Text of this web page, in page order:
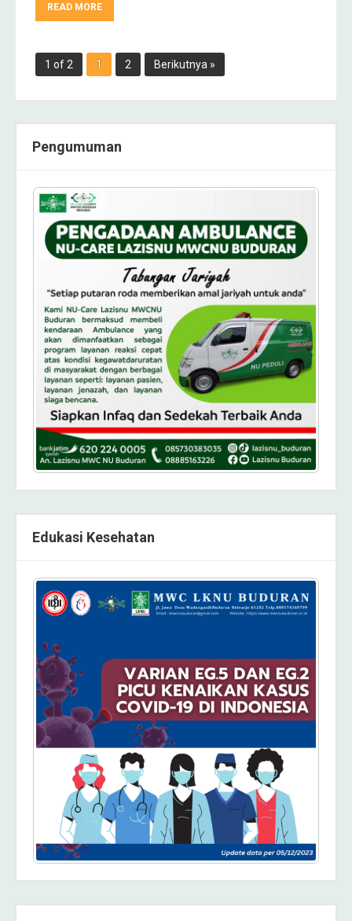
READ MORE
1 of 2 1 2 Berikutnya »
Pengumuman
Edukasi Kesehatan